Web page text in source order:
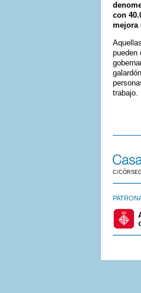
con
mejora
pueden
trabajo.
C/